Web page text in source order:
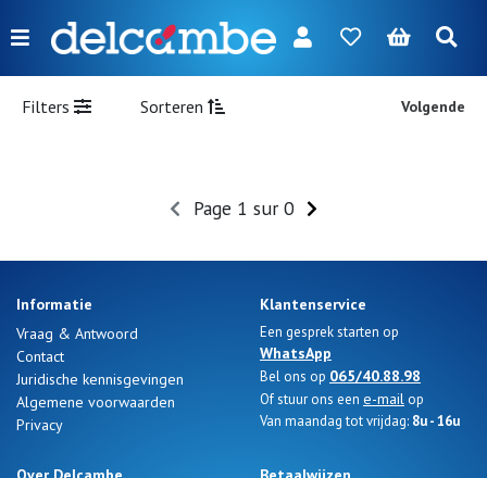
Menu
FR NL EN DE
Tassen
Accessoires
Onze
Filters Sorteren Volgende
Page 1 sur 0
Informatie
Vraag & Antwoord
Contact
Juridische kennisgevingen
Algemene voorwaarden
Privacy
Klantenservice
Een gesprek starten op
WhatsApp
Bel ons op 065/40.88.98
Of stuur ons een e-mail op
Van maandag tot vrijdag: 8u - 16u